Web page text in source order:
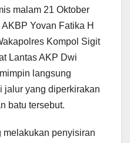
malam 21 Oktober
Yovan Fatika H
Kompol Sigit
Lantas AKP Dwi
langsung
jalur yang diperkirakan
batu tersebut.
melakukan penyisiran